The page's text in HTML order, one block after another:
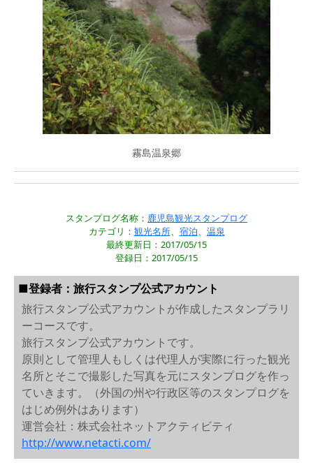
霧島温泉郷
スタンプログ名称： 鹿児島観光スタンプログ
カテゴリ： 観光名所、 宿泊、 温泉
最終更新日：2017/05/15
登録日：2017/05/15
■登録者：旅行スタンプ公式アカウント
旅行スタンプ公式アカウントが作成したスタンプラリ
ーコースです。
旅行スタンプ公式アカウントです。
原則として管理人もしくは代理人が実際に行った観光
名所とそこで撮影した写真を元にスタンプログを作っ
ていきます。（外国の州や行政区等のスタンプログを
はじめ例外はあります）
運営会社：株式会社ネットアクティビティ
http://www.netacti.com/